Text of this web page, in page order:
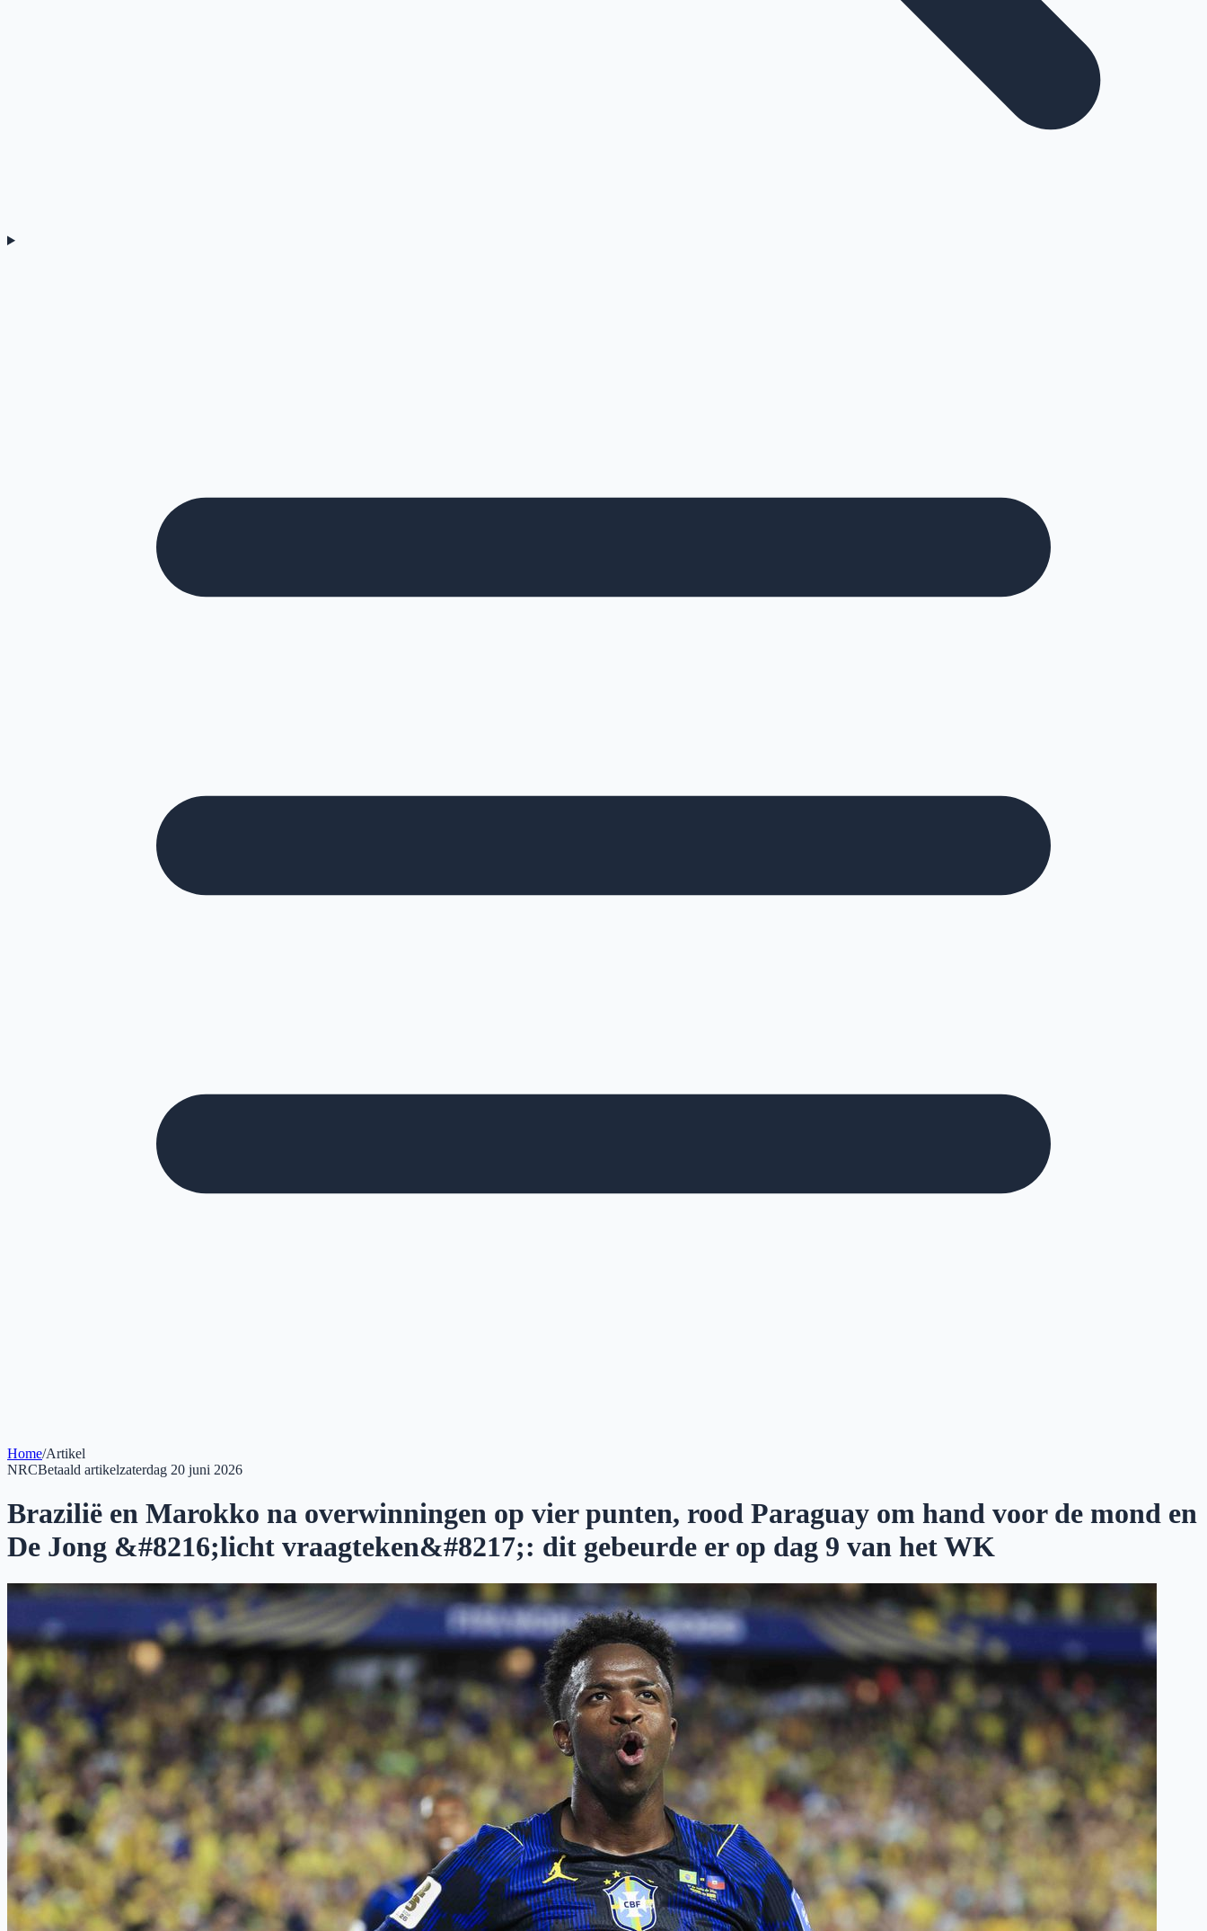
Home/Artikel
NRCBetaald artikelzaterdag 20 juni 2026
Brazilië en Marokko na overwinningen op vier punten, rood Paraguay om hand voor de mond en
De Jong &#8216;licht vraagteken&#8217;: dit gebeurde er op dag 9 van het WK